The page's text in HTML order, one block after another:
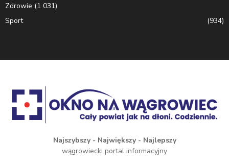
Zdrowie (1 031)
Sport
(934)
Najszybszy - Największy - Najlepszy
wągrowiecki portal informacyjny